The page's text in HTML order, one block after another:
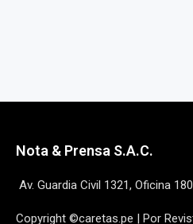
Nota & Prensa S.A.C.
Av. Guardia Civil 1321, Oficina
Copyright ©caretas.pe | Por